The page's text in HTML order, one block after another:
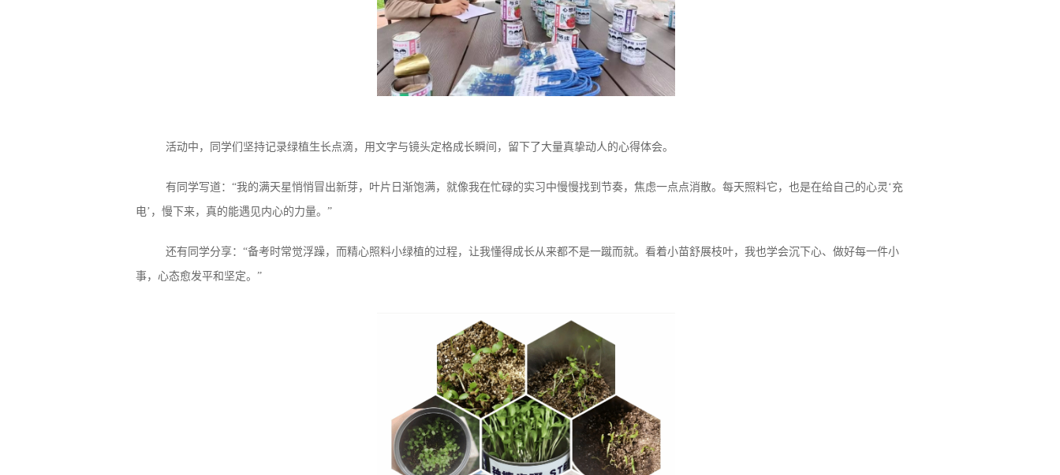
活动中，同学们坚持记录绿植生长点滴，用文字与镜头定格成长瞬间，留下了大量真挚动人的心得体会。
有同学写道：“我的满天星悄悄冒出新芽，叶片日渐饱满，就像我在忙碌的实习中慢慢找到节奏，焦虑一点点消散。每天照料它，也是在给自己的心灵‘充
电’，慢下来，真的能遇见内心的力量。”
还有同学分享：“备考时常觉浮躁，而精心照料小绿植的过程，让我懂得成长从来都不是一蹴而就。看着小苗舒展枝叶，我也学会沉下心、做好每一件小
事，心态愈发平和坚定。”